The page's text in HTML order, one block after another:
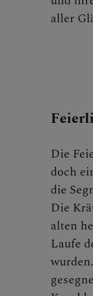
aller
Die
doch
die
Die
alten
Laufe